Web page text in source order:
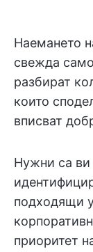
Наемането
свежда
разбират
които
вписват
Нужни са ви
подходящи
приоритет